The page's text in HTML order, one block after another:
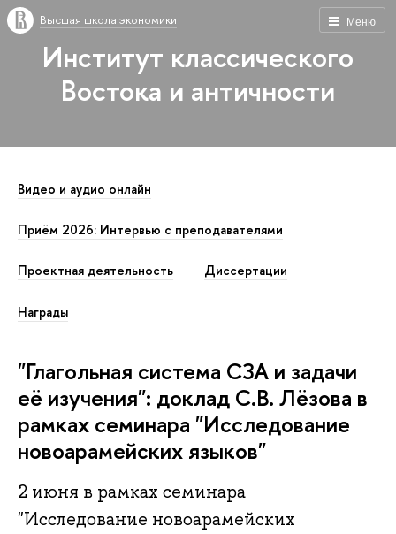
Меню
Высшая школа экономики
Институт классического
Востока и античности
Видео и аудио онлайн
Приём 2026: Интервью с преподавателями
Проектная деятельность Диссертации
Награды
"Глагольная система СЗА и задачи
её изучения": доклад С.В. Лёзова в
рамках семинара "Исследование
новоарамейских языков"
2 июня в рамках семинара
"Исследование новоарамейских